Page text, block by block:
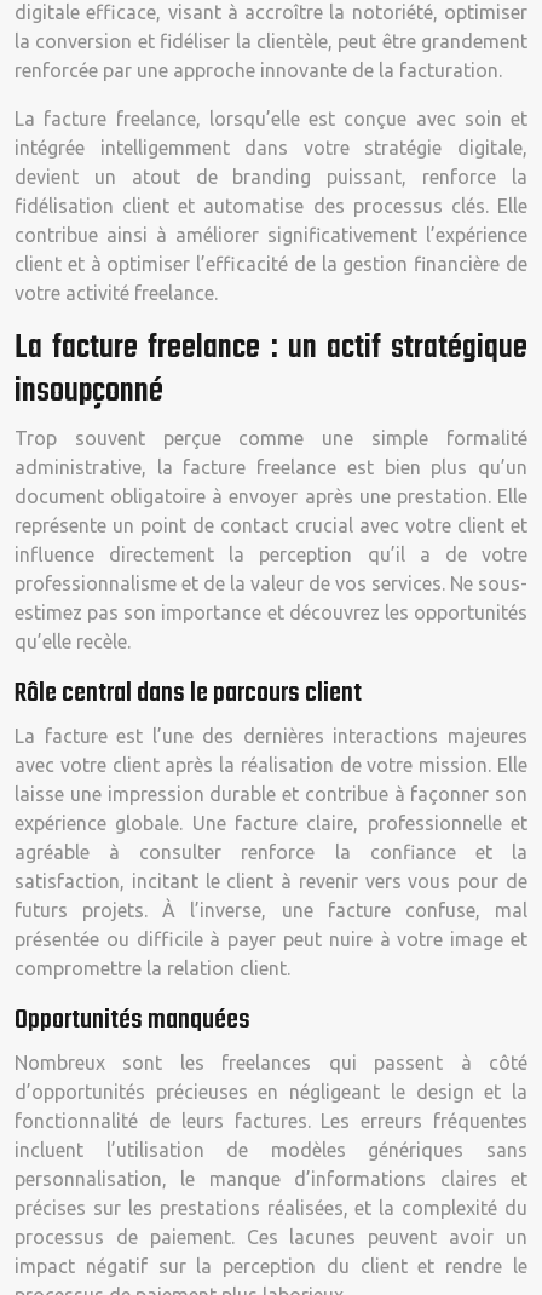
digitale efficace, visant à accroître la notoriété, optimiser
la conversion et fidéliser la clientèle, peut être grandement
renforcée par une approche innovante de la facturation.
La facture freelance, lorsqu’elle est conçue avec soin et
intégrée intelligemment dans votre stratégie digitale,
devient un atout de branding puissant, renforce la
fidélisation client et automatise des processus clés. Elle
contribue ainsi à améliorer significativement l’expérience
client et à optimiser l’efficacité de la gestion financière de
votre activité freelance.
La facture freelance : un actif stratégique
insoupçonné
Trop souvent perçue comme une simple formalité
administrative, la facture freelance est bien plus qu’un
document obligatoire à envoyer après une prestation. Elle
représente un point de contact crucial avec votre client et
influence directement la perception qu’il a de votre
professionnalisme et de la valeur de vos services. Ne sous-
estimez pas son importance et découvrez les opportunités
qu’elle recèle.
Rôle central dans le parcours client
La facture est l’une des dernières interactions majeures
avec votre client après la réalisation de votre mission. Elle
laisse une impression durable et contribue à façonner son
expérience globale. Une facture claire, professionnelle et
agréable à consulter renforce la confiance et la
satisfaction, incitant le client à revenir vers vous pour de
futurs projets. À l’inverse, une facture confuse, mal
présentée ou difficile à payer peut nuire à votre image et
compromettre la relation client.
Opportunités manquées
Nombreux sont les freelances qui passent à côté
d’opportunités précieuses en négligeant le design et la
fonctionnalité de leurs factures. Les erreurs fréquentes
incluent l’utilisation de modèles génériques sans
personnalisation, le manque d’informations claires et
précises sur les prestations réalisées, et la complexité du
processus de paiement. Ces lacunes peuvent avoir un
impact négatif sur la perception du client et rendre le